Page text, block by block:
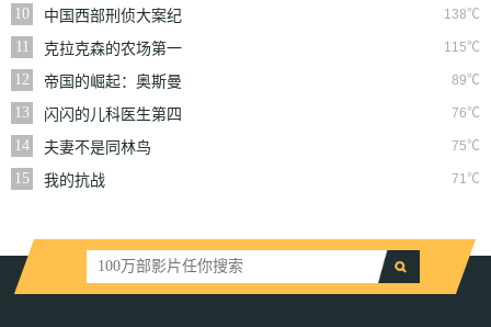
10
138℃
中国西部刑侦大案纪
实
11 115℃
克拉克森的农场第一
季
12 89℃
帝国的崛起：奥斯曼
第一季
13 76℃
闪闪的儿科医生第四
季
14 75℃
夫妻不是同林鸟
15
71℃
我的抗战